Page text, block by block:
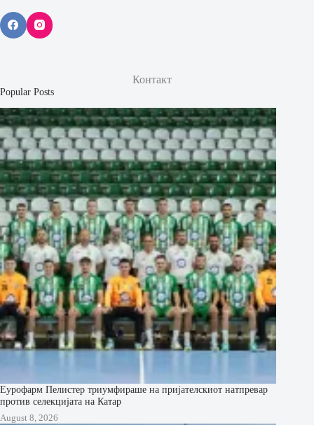
Контакт
Popular Posts
Еурофарм Пелистер триумфираше на пријателскиот натпревар
против селекцијата на Катар
August 8, 2026